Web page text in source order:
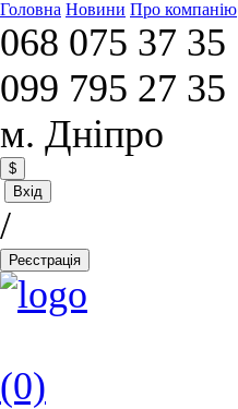
Головна Новини Про компанію
068 075 37 35
099 795 27 35
м. Дніпро
$
Вхід
/
Реєстрація
(0)